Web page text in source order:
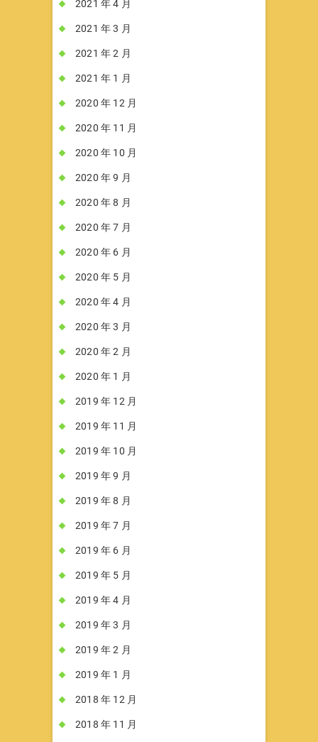
2021 年 4 月
2021 年 3 月
2021 年 2 月
2021 年 1 月
2020 年 12 月
2020 年 11 月
2020 年 10 月
2020 年 9 月
2020 年 8 月
2020 年 7 月
2020 年 6 月
2020 年 5 月
2020 年 4 月
2020 年 3 月
2020 年 2 月
2020 年 1 月
2019 年 12 月
2019 年 11 月
2019 年 10 月
2019 年 9 月
2019 年 8 月
2019 年 7 月
2019 年 6 月
2019 年 5 月
2019 年 4 月
2019 年 3 月
2019 年 2 月
2019 年 1 月
2018 年 12 月
2018 年 11 月